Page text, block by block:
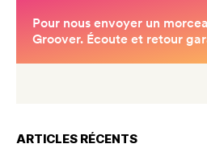
ARTICLES RÉCENTS